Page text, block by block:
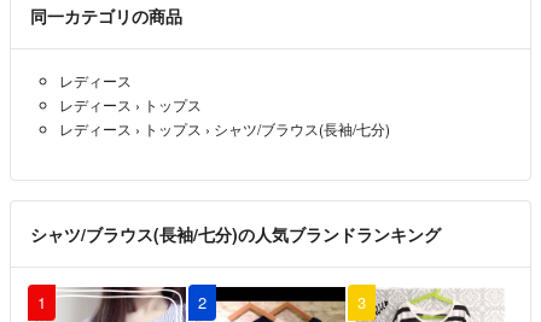
同一カテゴリの商品
レディース
レディース › トップス
レディース › トップス › シャツ/ブラウス(長袖/七分)
シャツ/ブラウス(長袖/七分)の人気ブランドランキング
1 2 3